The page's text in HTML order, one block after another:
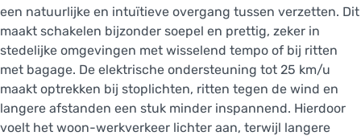
een natuurlijke en intuïtieve overgang tussen verzetten. Dit
maakt schakelen bijzonder soepel en prettig, zeker in
stedelijke omgevingen met wisselend tempo of bij ritten
met bagage. De elektrische ondersteuning tot 25 km/u
maakt optrekken bij stoplichten, ritten tegen de wind en
langere afstanden een stuk minder inspannend. Hierdoor
voelt het woon-werkverkeer lichter aan, terwijl langere